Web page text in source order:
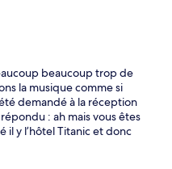
beaucoup trop de
la musique comme si
demandé à la réception
: ah mais vous êtes
il y l’hôtel Titanic et donc
réservé ils ont vu que j’étais
a pas dérangé de me